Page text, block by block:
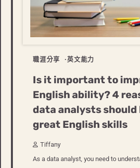
職涯分享 英文能力
Is it important to
English ability? 4
data analysts should
great English skills
Tiffany
As a data analyst, you need to